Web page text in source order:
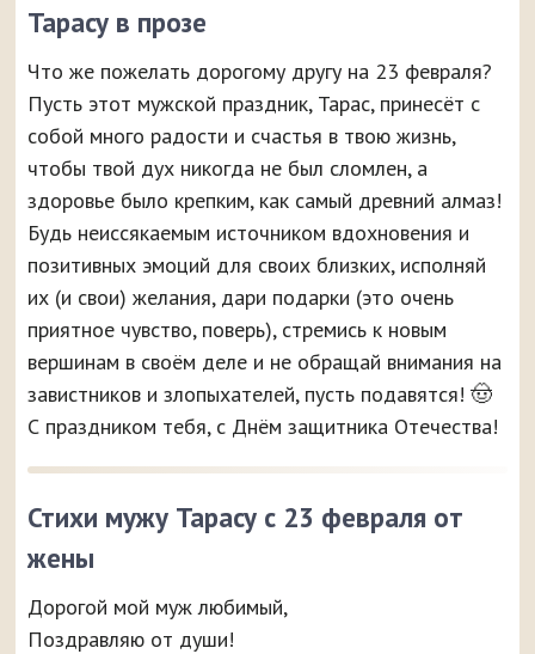
Тарасу в прозе
Что же пожелать дорогому другу на 23 февраля?
Пусть этот мужской праздник, Тарас, принесёт с
собой много радости и счастья в твою жизнь,
чтобы твой дух никогда не был сломлен, а
здоровье было крепким, как самый древний алмаз!
Будь неиссякаемым источником вдохновения и
позитивных эмоций для своих близких, исполняй
их (и свои) желания, дари подарки (это очень
приятное чувство, поверь), стремись к новым
вершинам в своём деле и не обращай внимания на
завистников и злопыхателей, пусть подавятся! 🤠
С праздником тебя, с Днём защитника Отечества!
Стихи мужу Тарасу с 23 февраля от
жены
Дорогой мой муж любимый,
Поздравляю от души!